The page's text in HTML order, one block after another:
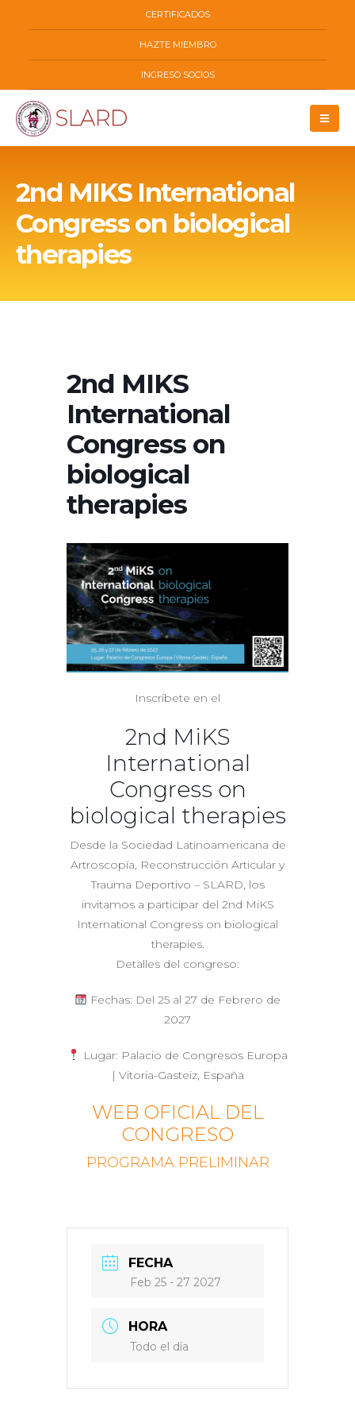
CERTIFICADOS
HAZTE MIEMBRO
INGRESO SOCIOS
2nd MIKS International
Congress on biological
therapies
2nd MIKS
International
Congress on
biological
therapies
Inscríbete en el
2nd MiKS
International
Congress on
biological therapies
Desde la Sociedad Latinoamericana de
Artroscopía, Reconstrucción Articular y
Trauma Deportivo – SLARD, los
invitamos a participar del 2nd MiKS
International Congress on biological
therapies.
Detalles del congreso:
Fechas: Del 25 al 27 de Febrero de
2027
Lugar: Palacio de Congresos Europa
| Vitoria-Gasteiz, España
WEB OFICIAL DEL
CONGRESO
PROGRAMA PRELIMINAR
FECHA
Feb 25 - 27 2027
HORA
Todo el día